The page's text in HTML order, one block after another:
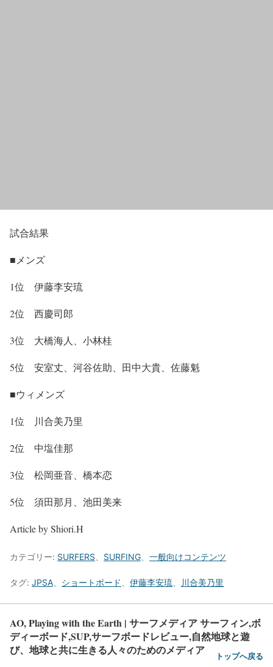
試合結果
■メンズ
1位 伊藤李安琉
2位 西慶司郎
3位 大橋海人、小林桂
5位 安室丈、河谷佐助、田中大貴、佐藤魁
■ウィメンズ
1位 川合美乃里
2位 中塩佳那
3位 松岡亜音、橋本恋
5位 須田那月、池田美来
Article by Shiori.H
カテゴリー: SURFERS SURFING 一般向けコンテンツ
タグ: JPSA ショートボード 伊藤李安琉 川合美乃里
AO, Playing with the Earth | サーフメディア サーフィン,ボ
ディーボード,SUP,サーフボードレビュー,自然地球と遊
び、地球と共に生きる人々のためのメディア
トップへ戻る